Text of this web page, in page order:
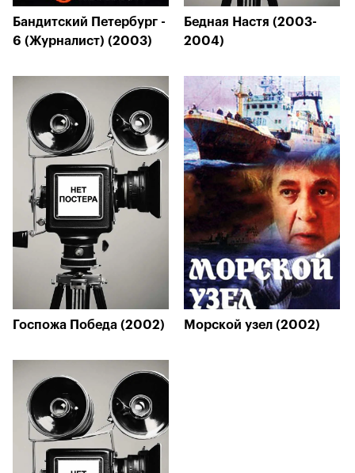
Бандитский Петербург -
6 (Журналист) (2003)
Бедная Настя (2003-
2004)
Госпожа Победа (2002) Морской узел (2002)